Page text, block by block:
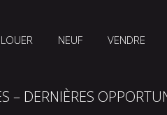
LOUER NEUF VENDRE
– DERNIÈRES